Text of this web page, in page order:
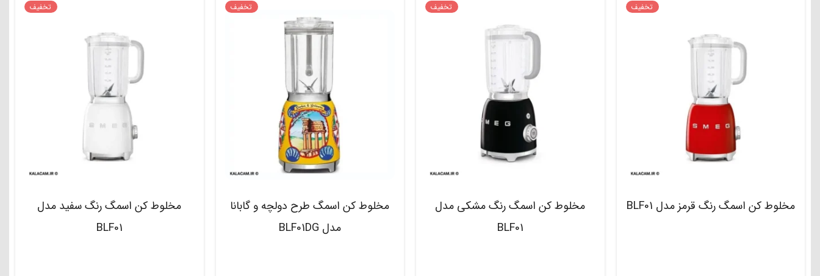
تخفیف
مخلوط کن اسمگ رنگ قرمز مدل BLF01
تخفیف
مخلوط کن اسمگ رنگ مشکی مدل
BLF01
تخفیف
مخلوط کن اسمگ طرح دولچه و گابانا
مدل BLF01DG
تخفیف
مخلوط کن اسمگ رنگ سفید مدل
BLF01